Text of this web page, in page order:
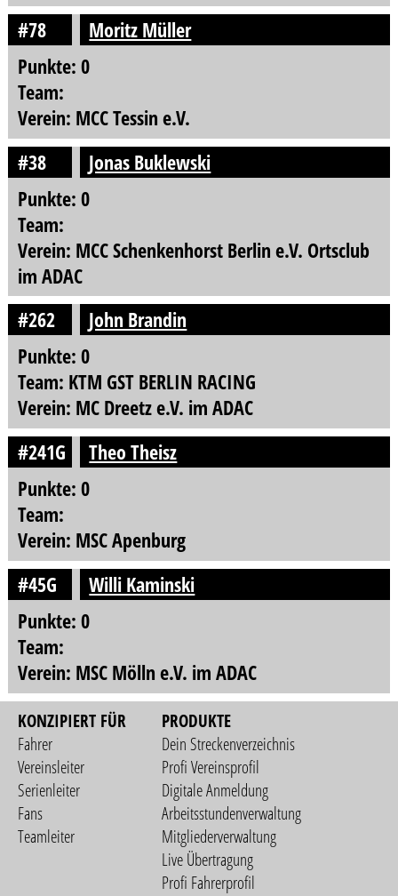
#78
Moritz Müller
Punkte: 0
Team:
Verein: MCC Tessin e.V.
#38
Jonas Buklewski
Punkte: 0
Team:
Verein: MCC Schenkenhorst Berlin e.V. Ortsclub
im ADAC
#262
John Brandin
Punkte: 0
Team: KTM GST BERLIN RACING
Verein: MC Dreetz e.V. im ADAC
#241G
Theo Theisz
Punkte: 0
Team:
Verein: MSC Apenburg
#45G
Willi Kaminski
Punkte: 0
Team:
Verein: MSC Mölln e.V. im ADAC
KONZIPIERT FÜR
Fahrer
Vereinsleiter
Serienleiter
Fans
Teamleiter
PRODUKTE
Dein Streckenverzeichnis
Profi Vereinsprofil
Digitale Anmeldung
Arbeitsstundenverwaltung
Mitgliederverwaltung
Live Übertragung
Profi Fahrerprofil